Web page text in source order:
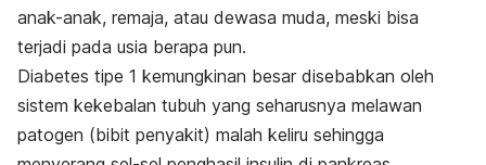
anak-anak, remaja, atau dewasa muda, meski bisa
terjadi pada usia berapa pun.
Diabetes tipe 1 kemungkinan besar disebabkan oleh
sistem kekebalan tubuh yang seharusnya melawan
patogen (bibit penyakit) malah keliru sehingga